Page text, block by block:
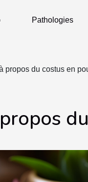
Pathologies
propos du costus en